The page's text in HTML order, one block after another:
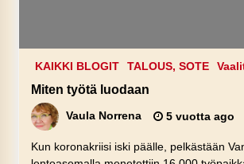
KAIKKI BLOGIT TALOUS, SOTE
Miten työtä luodaan
Vaula Norrena 5 vuotta ago
Kun koronakriisi iski päälle, pelkästään